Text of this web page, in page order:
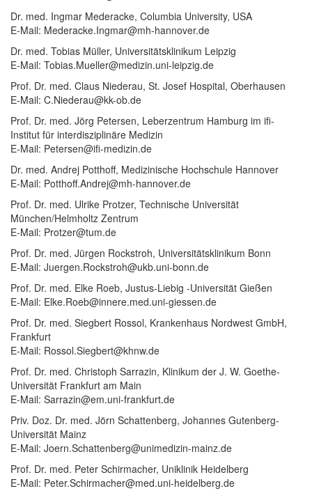
Dr. med. Ingmar Mederacke, Columbia University, USA
E-Mail: Mederacke.Ingmar@mh-hannover.de
Dr. med. Tobias Müller, Universitätsklinikum Leipzig
E-Mail: Tobias.Mueller@medizin.uni-leipzig.de
Prof. Dr. med. Claus Niederau, St. Josef Hospital, Oberhausen
E-Mail: C.Niederau@kk-ob.de
Prof. Dr. med. Jörg Petersen, Leberzentrum Hamburg im ifi-
Institut für interdisziplinäre Medizin
E-Mail: Petersen@ifi-medizin.de
Dr. med. Andrej Potthoff, Medizinische Hochschule Hannover
E-Mail: Potthoff.Andrej@mh-hannover.de
Prof. Dr. med. Ulrike Protzer, Technische Universität
München/Helmholtz Zentrum
E-Mail: Protzer@tum.de
Prof. Dr. med. Jürgen Rockstroh, Universitätsklinikum Bonn
E-Mail: Juergen.Rockstroh@ukb.uni-bonn.de
Prof. Dr. med. Elke Roeb, Justus-Liebig -Universität Gießen
E-Mail: Elke.Roeb@innere.med.uni-giessen.de
Prof. Dr. med. Siegbert Rossol, Krankenhaus Nordwest GmbH,
Frankfurt
E-Mail: Rossol.Siegbert@khnw.de
Prof. Dr. med. Christoph Sarrazin, Klinikum der J. W. Goethe-
Universität Frankfurt am Main
E-Mail: Sarrazin@em.uni-frankfurt.de
Priv. Doz. Dr. med. Jörn Schattenberg, Johannes Gutenberg-
Universität Mainz
E-Mail: Joern.Schattenberg@unimedizin-mainz.de
Prof. Dr. med. Peter Schirmacher, Uniklinik Heidelberg
E-Mail: Peter.Schirmacher@med.uni-heidelberg.de